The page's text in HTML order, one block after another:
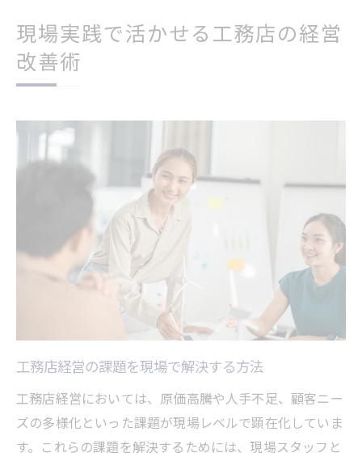
現場実践で活かせる工務店の経営
改善術
工務店経営の課題を現場で解決する方法
工務店経営においては、原価高騰や人手不足、顧客ニー
ズの多様化といった課題が現場レベルで顕在化していま
す。これらの課題を解決するためには、現場スタッフと